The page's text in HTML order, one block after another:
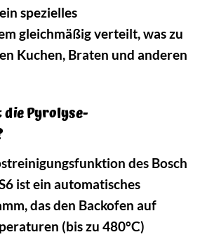
spezielles
gleichmäßig verteilt, was zu
Kuchen, Braten und anderen
Pyrolyse-
des Bosch
ist ein automatisches
das den Backofen auf
(bis zu 480°C)